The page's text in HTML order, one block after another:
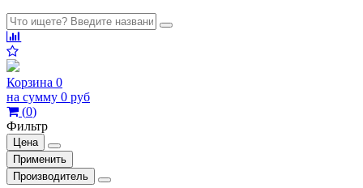
Корзина 0
на сумму 0 руб
(0)
Фильтр
Цена
Применить
Производитель